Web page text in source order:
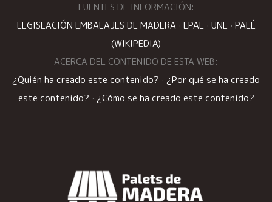
FUENTES DE INFORMACIÓN:
LEGISLACIÓN EMBALAJES DE MADERA · EPAL· UNE · PALÉ
(WIKIPEDIA)
ACERCA DEL CONTENIDO DE ESTA WEB:
¿Quién ha creado este contenido? · ¿Por qué se ha creado
este contenido? · ¿Cómo se ha creado este contenido?